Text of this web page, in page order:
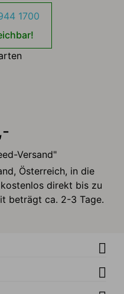
1700
Versand"
Österreich, in die
direkt bis zu
beträgt ca. 2-3 Tage.